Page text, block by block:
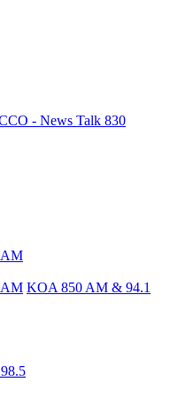
- News Talk 830
AM
AM KOA 850 AM & 94.1